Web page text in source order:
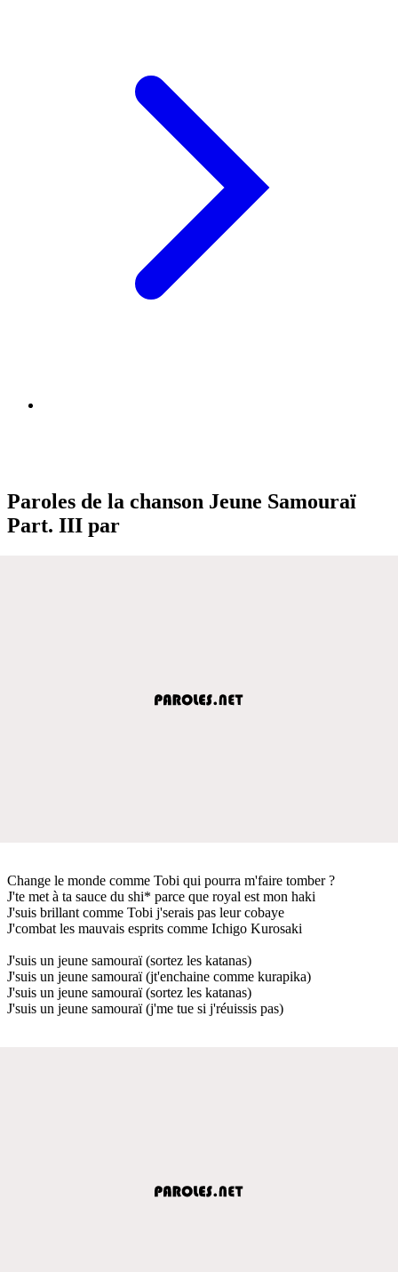
Paroles de la chanson Jeune Samouraï
Part. III par
Change le monde comme Tobi qui pourra m'faire tomber ?
J'te met à ta sauce du shi* parce que royal est mon haki
J'suis brillant comme Tobi j'serais pas leur cobaye
J'combat les mauvais esprits comme Ichigo Kurosaki
J'suis un jeune samouraï (sortez les katanas)
J'suis un jeune samouraï (jt'enchaine comme kurapika)
J'suis un jeune samouraï (sortez les katanas)
J'suis un jeune samouraï (j'me tue si j'réuissis pas)